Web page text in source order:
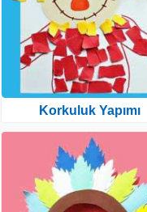
Korkuluk Yapımı